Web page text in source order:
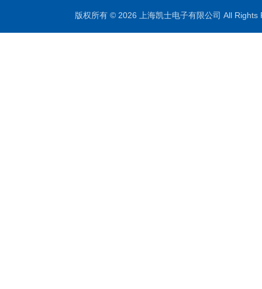
版权所有 © 2026 上海凯士电子有限公司 All